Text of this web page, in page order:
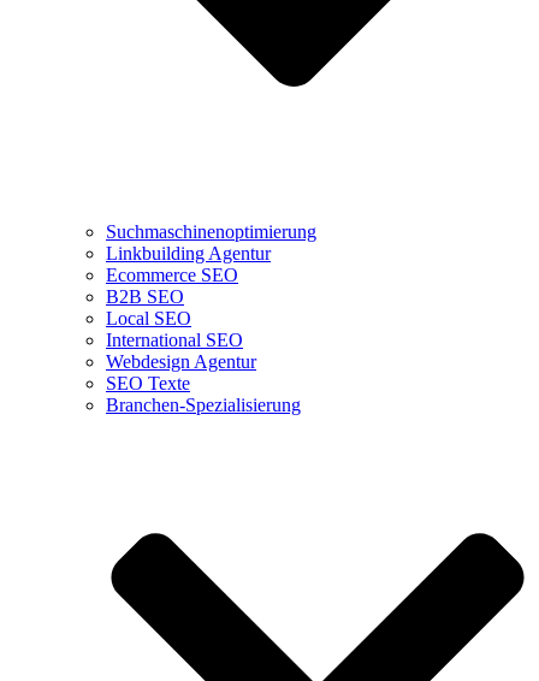
Suchmaschinenoptimierung
Linkbuilding Agentur
Ecommerce SEO
B2B SEO
Local SEO
International SEO
Webdesign Agentur
SEO Texte
Branchen-Spezialisierung